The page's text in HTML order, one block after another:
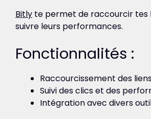
Bitly te permet de raccourcir tes
suivre leurs performances.
Fonctionnalités :
Raccourcissement des
Suivi des clics et des
Intégration avec divers